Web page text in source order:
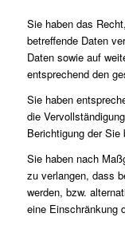
Sie haben das
betreffende Daten
Daten sowie auf
entsprechend den
Sie haben
die
Berichtigung der Sie
Sie haben nach
zu verlangen, dass
werden, bzw.
eine Einschränkung